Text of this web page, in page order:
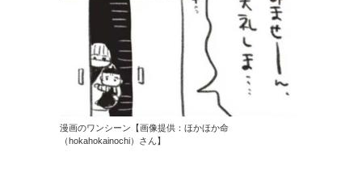
漫画のワンシーン【画像提供：ほかほか命
（hokahokainochi）さん】